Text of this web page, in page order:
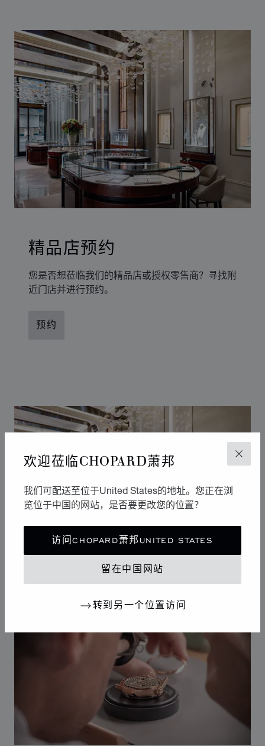
关闭
欢迎莅临CHOPARD萧邦
我们可配送至位于United States的地址。您正在浏
览位于中国的网站，是否要更改您的位置？
访问CHOPARD萧邦UNITED STATES
留在中国网站
转到另一个位置访问
精品店预约
您是否想莅临我们的精品店或授权零售商？寻找附
近门店并进行预约。
预约
到访
寻找精品店